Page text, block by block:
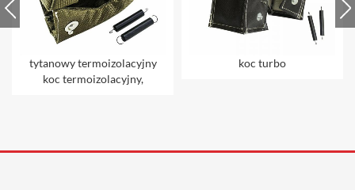
tytanowy termoizolacyjny
koc termoizolacyjny,
koc turbo